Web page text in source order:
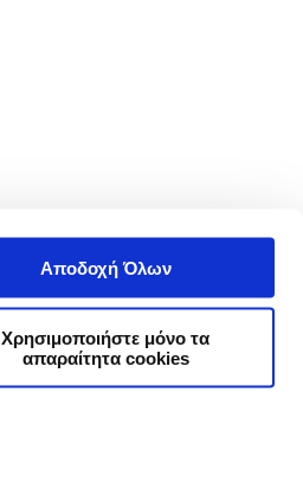
Αποδοχή Όλων
Χρησιμοποιήστε μόνο τα
απαραίτητα cookies